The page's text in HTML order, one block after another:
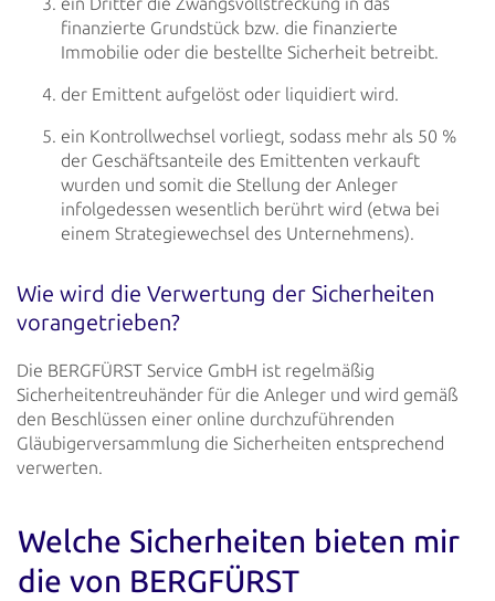
finanzierte Grundstück bzw. die finanzierte
Immobilie oder die bestellte Sicherheit betreibt.
der Emittent aufgelöst oder liquidiert wird.
ein Kontrollwechsel vorliegt, sodass mehr als 50 %
der Geschäftsanteile des Emittenten verkauft
wurden und somit die Stellung der Anleger
infolgedessen wesentlich berührt wird (etwa bei
einem Strategiewechsel des Unternehmens).
Wie wird die Verwertung der Sicherheiten
vorangetrieben?
Die BERGFÜRST Service GmbH ist regelmäßig
Sicherheitentreuhänder für die Anleger und wird gemäß
den Beschlüssen einer online durchzuführenden
Gläubigerversammlung die Sicherheiten entsprechend
verwerten.
Welche Sicherheiten bieten mir
die von BERGFÜRST